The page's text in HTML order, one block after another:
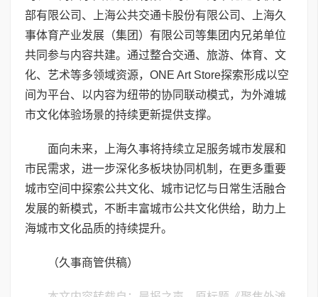
部有限公司、上海公共交通卡股份有限公司、上海久
事体育产业发展（集团）有限公司等集团内兄弟单位
共同参与内容共建。通过整合交通、旅游、体育、文
化、艺术等多领域资源，ONE Art Store探索形成以空
间为平台、以内容为纽带的协同联动模式，为外滩城
市文化体验场景的持续更新提供支撑。
面向未来，上海久事将持续立足服务城市发展和
市民需求，进一步深化多板块协同机制，在更多重要
城市空间中探索公共文化、城市记忆与日常生活融合
发展的新模式，不断丰富城市公共文化供给，助力上
海城市文化品质的持续提升。
（久事商管供稿）